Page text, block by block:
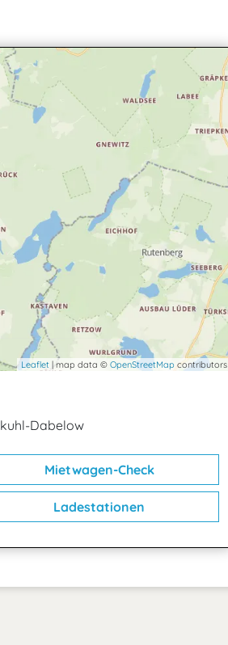
Leaflet | map data © OpenStreetMap contributors
Dabelow
Mietwagen-Check
Ladestationen